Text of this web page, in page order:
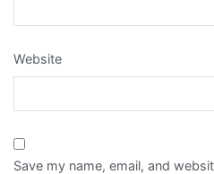
Website
Save my name, email, and